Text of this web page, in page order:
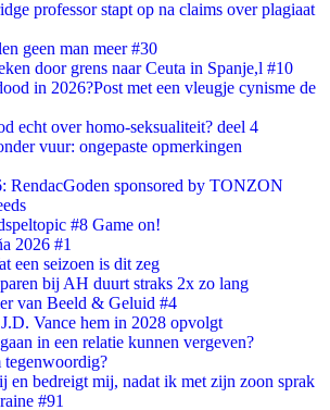
professor stapt op na claims over plagiaat
geen man meer #30
door grens naar Ceuta in Spanje,l #10
in 2026?Post met een vleugje cynisme de
echt over homo-seksualiteit? deel 4
vuur: ongepaste opmerkingen
RendacGoden sponsored by TONZON
#8 Game on!
2026 #1
een seizoen is dit zeg
bij AH duurt straks 2x zo lang
van Beeld & Geluid #4
Vance hem in 2028 opvolgt
in een relatie kunnen vergeven?
tegenwoordig?
en bedreigt mij, nadat ik met zijn zoon sprak
#91